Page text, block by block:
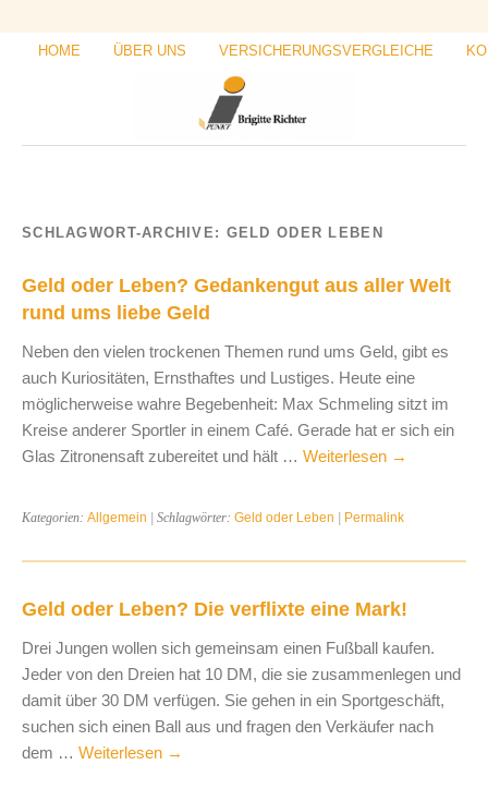
HOME ÜBER UNS VERSICHERUNGSVERGLEICHE
SCHLAGWORT-ARCHIVE: GELD ODER LEBEN
Geld oder Leben? Gedankengut aus aller Welt
rund ums liebe Geld
Neben den vielen trockenen Themen rund ums Geld, gibt es
auch Kuriositäten, Ernsthaftes und Lustiges. Heute eine
möglicherweise wahre Begebenheit: Max Schmeling sitzt im
Kreise anderer Sportler in einem Café. Gerade hat er sich ein
Glas Zitronensaft zubereitet und hält … Weiterlesen →
Kategorien: Allgemein | Schlagwörter: Geld oder Leben | Permalink
Geld oder Leben? Die verflixte eine Mark!
Drei Jungen wollen sich gemeinsam einen Fußball kaufen.
Jeder von den Dreien hat 10 DM, die sie zusammenlegen und
damit über 30 DM verfügen. Sie gehen in ein Sportgeschäft,
suchen sich einen Ball aus und fragen den Verkäufer nach
dem … Weiterlesen →